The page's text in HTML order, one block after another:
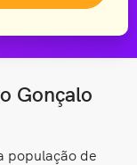
Gonçalo
população de